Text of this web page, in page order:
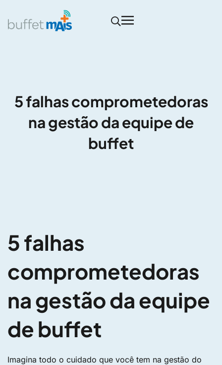
5 falhas comprometedoras
na gestão da equipe de
buffet
5 falhas
comprometedoras
na gestão da equipe
de buffet
Imagina todo o cuidado que você tem na gestão do